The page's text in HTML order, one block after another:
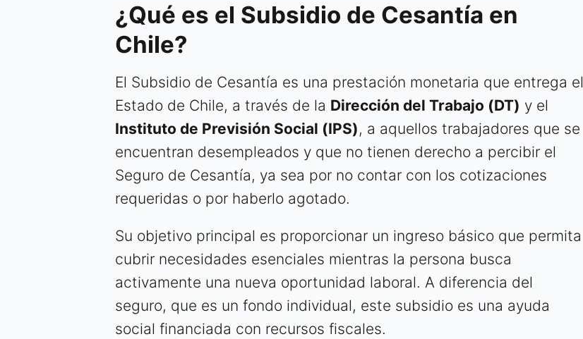
¿Qué es el Subsidio de Cesantía en
Chile?
El Subsidio de Cesantía es una prestación monetaria que entrega el
Estado de Chile, a través de la Dirección del Trabajo (DT) y el
Instituto de Previsión Social (IPS), a aquellos trabajadores que se
encuentran desempleados y que no tienen derecho a percibir el
Seguro de Cesantía, ya sea por no contar con los cotizaciones
requeridas o por haberlo agotado.
Su objetivo principal es proporcionar un ingreso básico que permita
cubrir necesidades esenciales mientras la persona busca
activamente una nueva oportunidad laboral. A diferencia del
seguro, que es un fondo individual, este subsidio es una ayuda
social financiada con recursos fiscales.